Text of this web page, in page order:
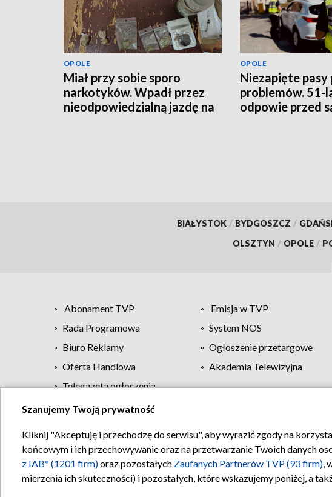
OPOLE
Miał przy sobie sporo
narkotyków. Wpadł przez
nieodpowiedzialną jazdę na
OPOLE
Niezapięte
problemów. 51-
odpowie przed
BIAŁYSTOK / BYDGOSZCZ /
OLSZTYN / OPOLE /
Abonament TVP Emisja w TVP
Rada Programowa
System NOS
Biuro Reklamy
Ogłoszenie przetargowe
Oferta Handlowa
Akademia Telewizyjna
Telegazeta ogłoszenia
Regulamin TVP Polityka
Szanujemy Twoją prywatność
Kliknij "Akceptuję i przechodzę do serwisu", aby wyrazić zgody na
końcowym i ich przechowywanie oraz na przetwarzanie Twoich danych
z IAB* (1201 firm)oraz pozostałych Zaufanych Partnerów TVP (93 firm),
mierzenia ich skuteczności) i pozostałych, które wskazujemy poniżej, a